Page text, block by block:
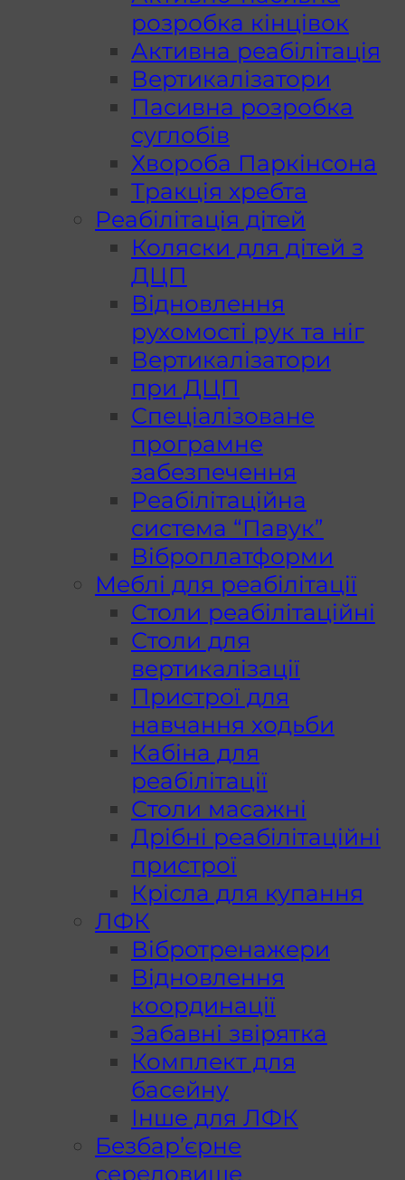
розробка кінцівок
Активна реабілітація
Вертикалізатори
Пасивна розробка
суглобів
Хвороба Паркінсона
Тракція хребта
Реабілітація дітей
Коляски для дітей з
ДЦП
Відновлення
рухомості рук та ніг
Вертикалізатори
при ДЦП
Спеціалізоване
програмне
забезпечення
Реабілітаційна
система “Павук”
Віброплатформи
Меблі для реабілітації
Столи реабілітаційні
Столи для
вертикалізації
Пристрої для
навчання ходьби
Кабіна для
реабілітації
Столи масажні
Дрібні реабілітаційні
пристрої
Крісла для купання
ЛФК
Вібротренажери
Відновлення
координації
Забавні звірятка
Комплект для
басейну
Інше для ЛФК
Безбар’єрне
середовище